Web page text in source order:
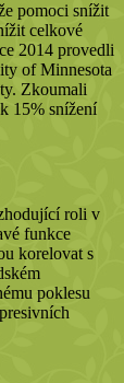
pomoci snížit
celkové
2014 provedli
of Minnesota
Zkoumali
15% snížení
roli v
funkce
korelovat s
poklesu